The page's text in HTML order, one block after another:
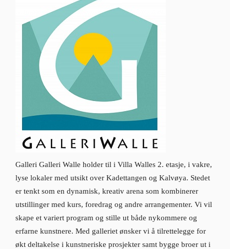
Galleri Galleri Walle holder til i Villa Walles 2. etasje, i vakre,
lyse lokaler med utsikt over Kadettangen og Kalvøya. Stedet
er tenkt som en dynamisk, kreativ arena som kombinerer
utstillinger med kurs, foredrag og andre arrangementer. Vi vil
skape et variert program og stille ut både nykommere og
erfarne kunstnere. Med galleriet ønsker vi å tilrettelegge for
økt deltakelse i kunstneriske prosjekter samt bygge broer ut i